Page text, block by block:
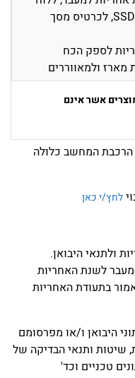
האם, לכונן SSD, לכרטיס מסך
לספק הכח
מארז ולמאווררים
אשר אינם
1-4 ימי עבודה. הרכבת המחשב כלולה
לחץ/י כאן
ולתנאי היבואן.
לשנת האחריות
בתעודת האחריות
היבואן ו/או מפרסומם
שיטות ותנאי הבדיקה של
טכניים וכד'